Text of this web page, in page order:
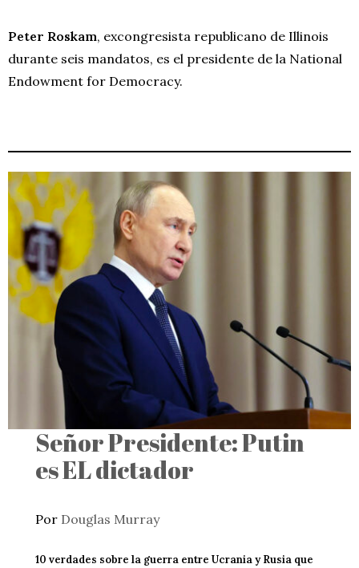
Peter Roskam, excongresista republicano de Illinois
durante seis mandatos, es el presidente de la National
Endowment for Democracy.
Señor Presidente: Putin
es EL dictador
Por Douglas Murray
10 verdades sobre la guerra entre Ucrania y Rusia que